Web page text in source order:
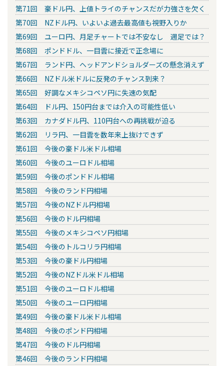
第71回 豪ドル円、上値トライのチャンスだが力強さを欠く
第70回 NZドル円、いよいよ過去最高値も視野入りか
第69回 ユーロ円、月足チャートでは不安なし 週足では？
第68回 ポンドドル、一目雲に接近で正念場に
第67回 ランド円、ヘッドアンドショルダーズの懸念消えず
第66回 NZドル米ドルに反発のチャンス到来？
第65回 好調なメキシコペソ円に失速の気配
第64回 ドル円、150円台までは介入の可能性低い
第63回 カナダドル円、110円台への再挑戦が迫る
第62回 リラ円、一目雲を数年来上抜けできず
第61回 今後の豪ドル米ドル相場
第60回 今後のユーロドル相場
第59回 今後のポンドドル相場
第58回 今後のランド円相場
第57回 今後のNZドル円相場
第56回 今後のドル円相場
第55回 今後のメキシコペソ円相場
第54回 今後のトルコリラ円相場
第53回 今後の豪ドル円相場
第52回 今後のNZドル米ドル相場
第51回 今後のユーロドル相場
第50回 今後のユーロ円相場
第49回 今後の豪ドル米ドル相場
第48回 今後のポンド円相場
第47回 今後のドル円相場
第46回 今後のランド円相場